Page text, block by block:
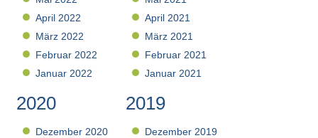
April 2022
März 2022
Februar 2022
Januar 2022
April 2021
März 2021
Februar 2021
Januar 2021
2020
Dezember 2020
2019
Dezember 2019